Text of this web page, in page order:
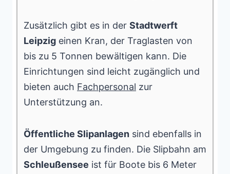
Zusätzlich gibt es in der Stadtwerft
Leipzig einen Kran, der Traglasten von
bis zu 5 Tonnen bewältigen kann. Die
Einrichtungen sind leicht zugänglich und
bieten auch Fachpersonal zur
Unterstützung an.
Öffentliche Slipanlagen sind ebenfalls in
der Umgebung zu finden. Die Slipbahn am
Schleußensee ist für Boote bis 6 Meter